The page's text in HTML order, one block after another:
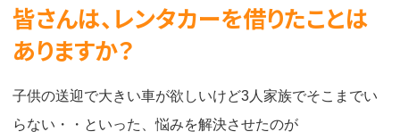
皆さんは、レンタカーを借りたことは
ありますか？
子供の送迎で大きい車が欲しいけど3人家族でそこまでい
らない・・といった、悩みを解決させたのが